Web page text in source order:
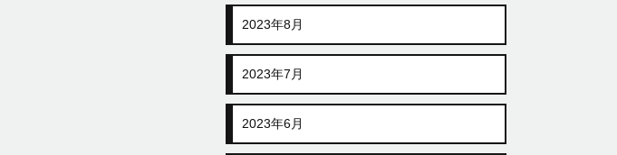
2023年8月
2023年7月
2023年6月